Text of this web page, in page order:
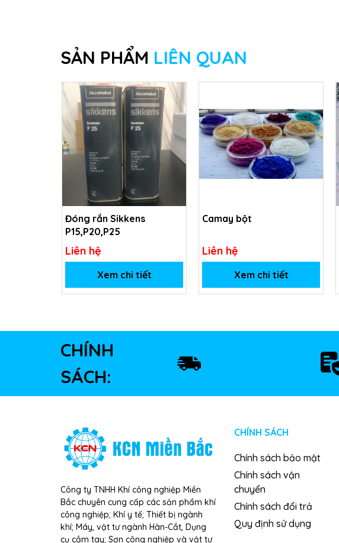
SẢN PHẨM LIÊN QUAN
Đóng rắn Sikkens
P15,P20,P25
Liên hệ
Xem chi tiết
Camay bột
Liên hệ
Xem chi tiết
CHÍNH
SÁCH:
Công ty TNHH Khí công nghiệp Miền
Bắc chuyên cung cấp các sản phẩm khí
công nghiệp; Khí y tế; Thiết bị ngành
khí; Máy, vật tư ngành Hàn-Cắt, Dụng
cụ cầm tay; Sơn công nghiệp và vật tư
CHÍNH SÁCH
Chính sách bảo mật
Chính sách vận
chuyển
Chính sách đổi trả
Quy định sử dụng